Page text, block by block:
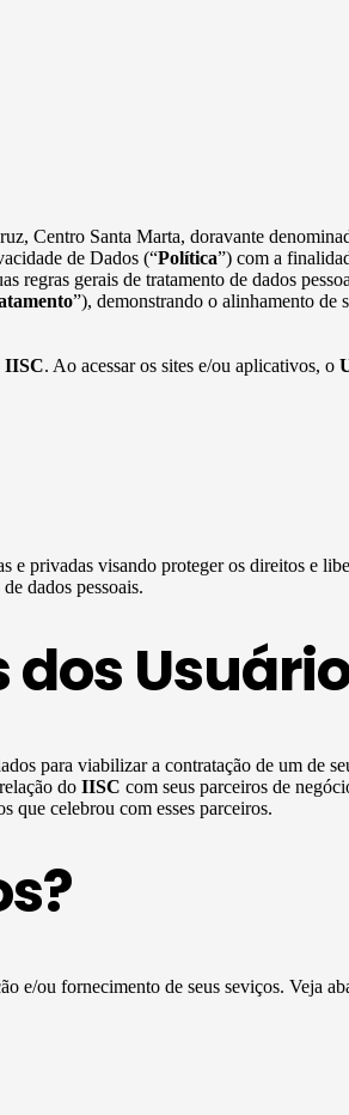
Centro Santa Marta, doravante
de Dados (“Política”) com a
regras gerais de tratamento de dados
”), demonstrando o alinhamento de
IISC. Ao acessar os sites e/ou aplicativos, o
e privadas visando proteger os direitos e
de dados pessoais.
para viabilizar a contratação de um de
do IISC com seus parceiros de
que celebrou com esses parceiros.
e/ou fornecimento de seus seviços. Veja